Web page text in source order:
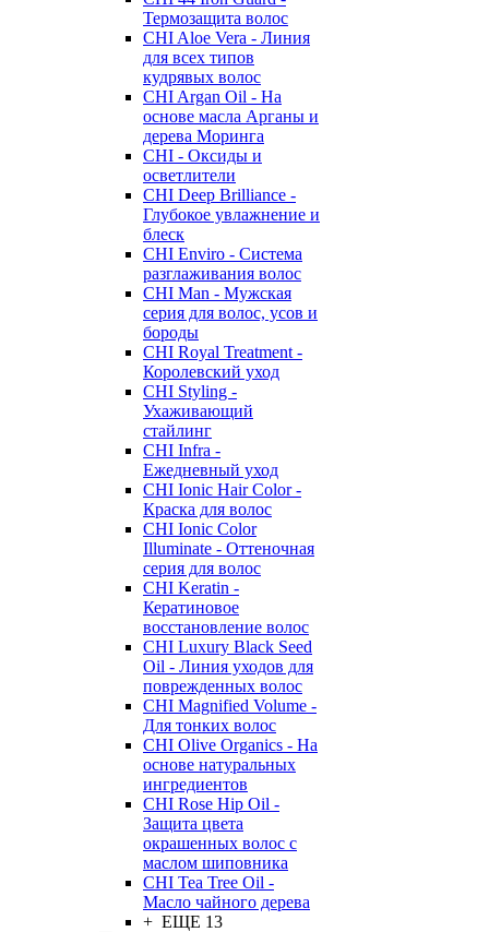
Термозащита волос
CHI Aloe Vera - Линия
для всех типов
кудрявых волос
CHI Argan Oil - На
основе масла Арганы и
дерева Моринга
CHI - Оксиды и
осветлители
CHI Deep Brilliance -
Глубокое увлажнение и
блеск
CHI Enviro - Система
разглаживания волос
CHI Man - Мужская
серия для волос, усов и
бороды
CHI Royal Treatment -
Королевский уход
CHI Styling -
Ухаживающий
стайлинг
CHI Infra -
Ежедневный уход
CHI Ionic Hair Color -
Краска для волос
CHI Ionic Color
Illuminate - Оттеночная
серия для волос
CHI Keratin -
Кератиновое
восстановление волос
CHI Luxury Black Seed
Oil - Линия уходов для
поврежденных волос
CHI Magnified Volume -
Для тонких волос
CHI Olive Organics - На
основе натуральных
ингредиентов
CHI Rose Hip Oil -
Защита цвета
окрашенных волос с
маслом шиповника
CHI Tea Tree Oil -
Масло чайного дерева
+ ЕЩЕ 13